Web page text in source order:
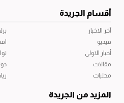
أقسام الجريدة
آخر الاخبار
فيديو
أخبار الاولى
مقالات
محليات
المزيد من الجريدة